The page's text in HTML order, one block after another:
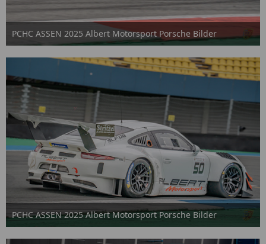
PCHC ASSEN 2025 Albert Motorsport Porsche Bilder
2. Oktober 2025
PCHC ASSEN 2025 Albert Motorsport Porsche Bilder
2. Oktober 2025